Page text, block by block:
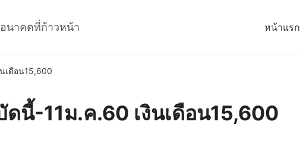
นาคตที่ก้าวหน้า หน้าแรก
เดือน15,600
นี้-11ม.ค.60 เงินเดือน15,600